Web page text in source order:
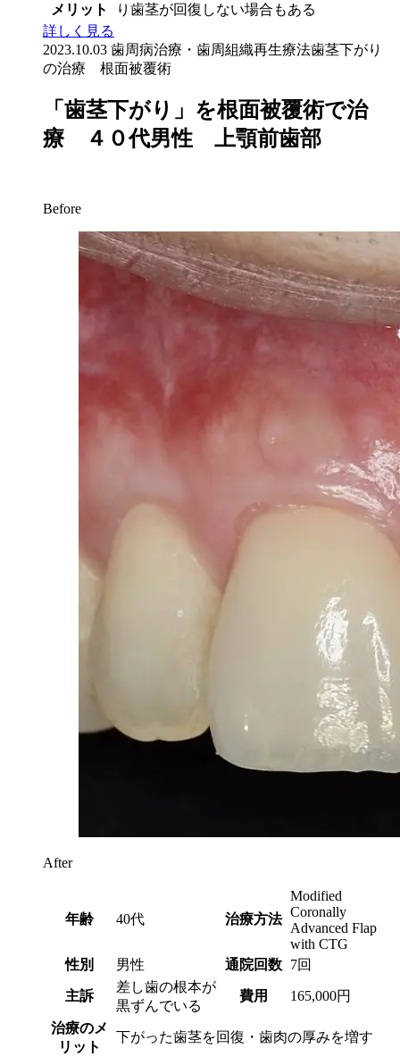
メリット
り歯茎が回復しない場合もある
詳しく見る
2023.10.03 歯周病治療・歯周組織再生療法歯茎下がり
の治療 根面被覆術
「歯茎下がり」を根面被覆術で治
療 ４０代男性 上顎前歯部
Before
After
年齢 40代 治療方法
Modified
Coronally
Advanced Flap
with CTG
性別
男性 通院回数 7回
主訴
差し歯の根本が
黒ずんでいる
費用 165,000円
治療のメ
リット
下がった歯茎を回復・歯肉の厚みを増す